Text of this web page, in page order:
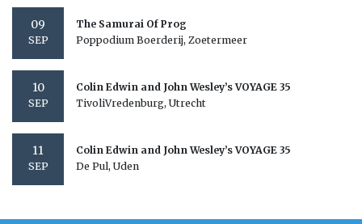
09
SEP
The Samurai Of Prog
Poppodium Boerderij, Zoetermeer
10
SEP
Colin Edwin and John Wesley’s VOYAGE 35
TivoliVredenburg, Utrecht
11
SEP
Colin Edwin and John Wesley’s VOYAGE 35
De Pul, Uden